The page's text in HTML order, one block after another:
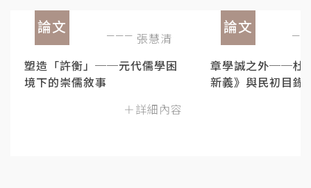
論文
張慧清
塑造「許衡」──元代儒學困
境下的崇儒敘事
＋詳細內容
論文
章學誠之外──杜
新義》與民初目錄